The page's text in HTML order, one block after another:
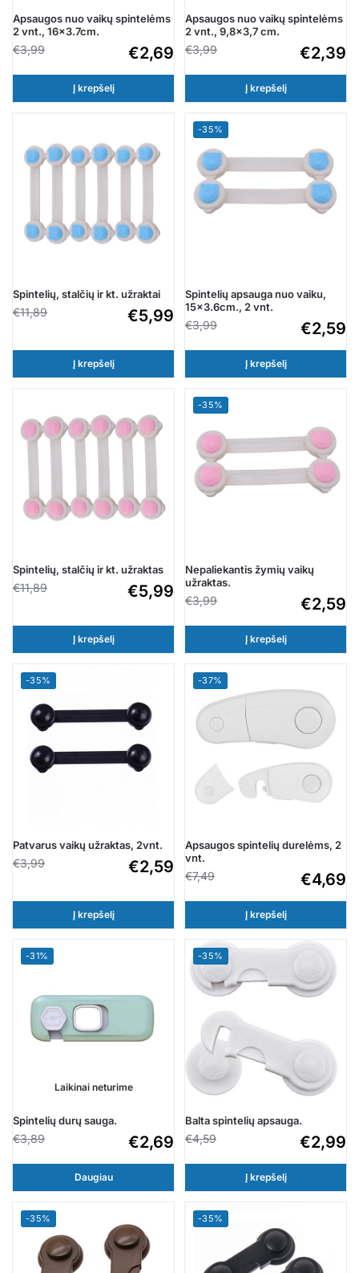
Apsaugos nuo vaikų spintelėms
2 vnt., 16×3.7cm.
€3,99 €2,69
Į krepšelį
Apsaugos nuo vaikų spintelėms
2 vnt., 9,8×3,7 cm.
€3,99 €2,39
Į krepšelį
Spintelių, stalčių ir kt. užraktai
€11,89 €5,99
Į krepšelį
-35%
Spintelių apsauga nuo vaiku,
15×3.6cm., 2 vnt.
€3,99 €2,59
Į krepšelį
Spintelių, stalčių ir kt. užraktas
€11,89 €5,99
Į krepšelį
-35%
Nepaliekantis žymių vaikų
užraktas.
€3,99 €2,59
Į krepšelį
-35%
Patvarus vaikų užraktas, 2vnt.
€3,99 €2,59
Į krepšelį
-37%
Apsaugos spintelių durelėms, 2
vnt.
€7,49 €4,69
Į krepšelį
-31%
Laikinai neturime
Spintelių durų sauga.
€3,89 €2,69
Daugiau
-35%
Balta spintelių apsauga.
€4,59 €2,99
Į krepšelį
-35% -35%